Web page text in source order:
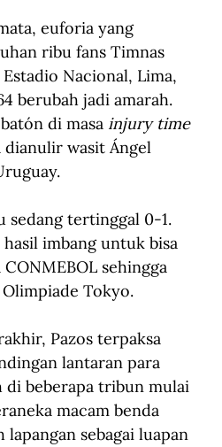
euforia yang
ribu fans Timnas
Nacional, Lima,
berubah jadi amarah.
di masa injury time
dianulir wasit Ángel
sedang tertinggal 0-1.
imbang untuk bisa
sehingga
Tokyo.
Pazos terpaksa
lantaran para
beberapa tribun mulai
macam benda
sebagai luapan